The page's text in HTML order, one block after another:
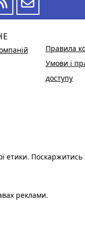
Правила
Умови і
доступу
етики. Поскаржитись
реклами.